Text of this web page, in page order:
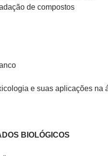
de compostos
e suas aplicações na
BIOLÓGICOS